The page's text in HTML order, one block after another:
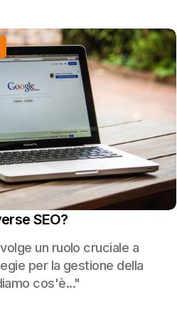
SEO?
un ruolo cruciale a
per la gestione della
cos'è..."